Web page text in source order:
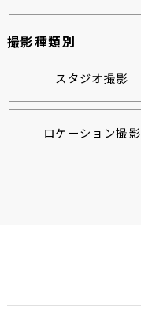
撮影種類別
スタジオ撮影
ロケーション撮影